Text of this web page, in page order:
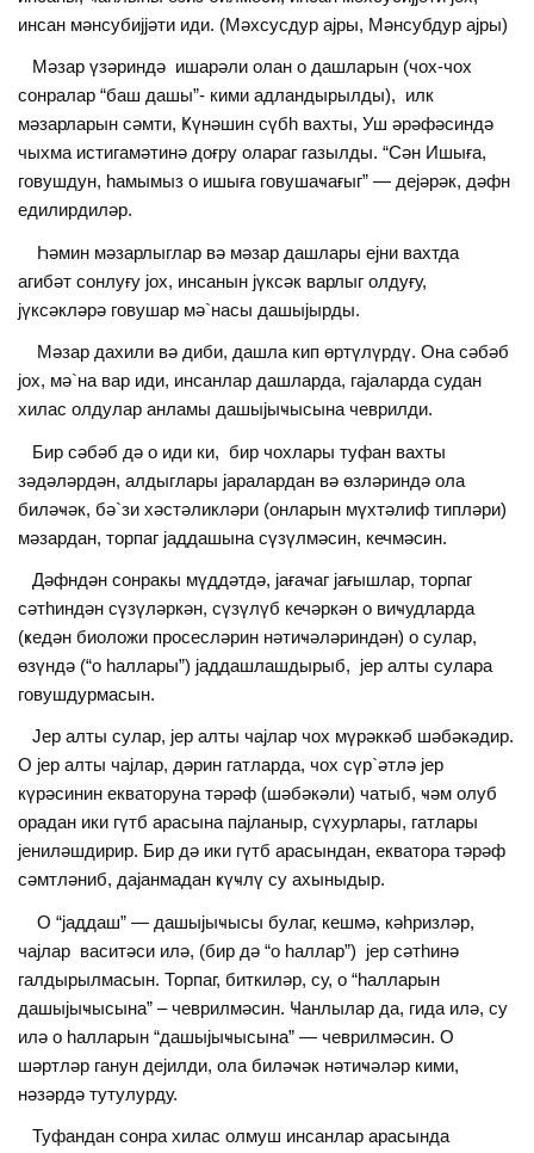
инсан мәнсубиjjәти иди. (Мәхсусдур аjры, Мәнсубдур аjры)
Мәзар үзәриндә ишарәли олан о дашларын (чох-чох
сонралар “баш дашы”- кими адландырылды), илк
мәзарларын сәмти, Ҝүнәшин сүбһ вахты, Уш әрәфәсиндә
чыхма истигамәтинә доғру олараг газылды. “Сән Ишыға,
говушдун, һамымыз о ишыға говушаҹағыг” — деjәрәк, дәфн
едилирдиләр.
Һәмин мәзарлыглар вә мәзар дашлары еjни вахтда
агибәт сонлуғу jох, инсанын jүксәк варлыг олдуғу,
jүксәкләрә говушар мә`насы дашыjырды.
Мәзар дахили вә диби, дашла кип өртүлүрдү. Она сәбәб
jох, мә`на вар иди, инсанлар дашларда, гаjаларда судан
хилас олдулар анламы дашыjыҹысына чеврилди.
Бир сәбәб дә о иди ки, бир чохлары туфан вахты
зәдәләрдән, алдыглары jаралардан вә өзләриндә ола
биләҹәк, бә`зи хәстәликләри (онларын мүхтәлиф типләри)
мәзардан, торпаг jаддашына сүзүлмәсин, кечмәсин.
Дәфндән сонракы мүддәтдә, jағаҹаг jағышлар, торпаг
сәтһиндән сүзүләркән, сүзүлүб кечәркән о виҹудларда
(ҝедән биоложи просесләрин нәтиҹәләриндән) о сулар,
өзүндә (“о һаллары”) jаддашлашдырыб, jер алты сулара
говушдурмасын.
Јер алты сулар, jер алты чаjлар чох мүрәккәб шәбәкәдир.
О jер алты чаjлар, дәрин гатларда, чох сүр`әтлә jер
күрәсинин екваторуна тәрәф (шәбәкәли) чатыб, ҹәм олуб
орадан ики гүтб арасына паjланыр, сүхурлары, гатлары
jениләшдирир. Бир дә ики гүтб арасындан, екватора тәрәф
сәмтләниб, даjанмадан ҝүҹлү су ахыныдыр.
О “jаддаш” — дашыjыҹысы булаг, кешмә, кәһризләр,
чаjлар васитәси илә, (бир дә “о һаллар”) jер сәтһинә
галдырылмасын. Торпаг, биткиләр, су, о “һалларын
дашыjыҹысына” – чеврилмәсин. Ҹанлылар да, гида илә, су
илә о һалларын “дашыjыҹысына” — чеврилмәсин. О
шәртләр ганун деjилди, ола биләҹәк нәтиҹәләр кими,
нәзәрдә тутулурду.
Туфандан сонра хилас олмуш инсанлар арасында